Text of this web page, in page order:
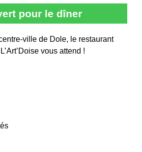
pour le dîner
ville de Dole, le restaurant
vous attend !